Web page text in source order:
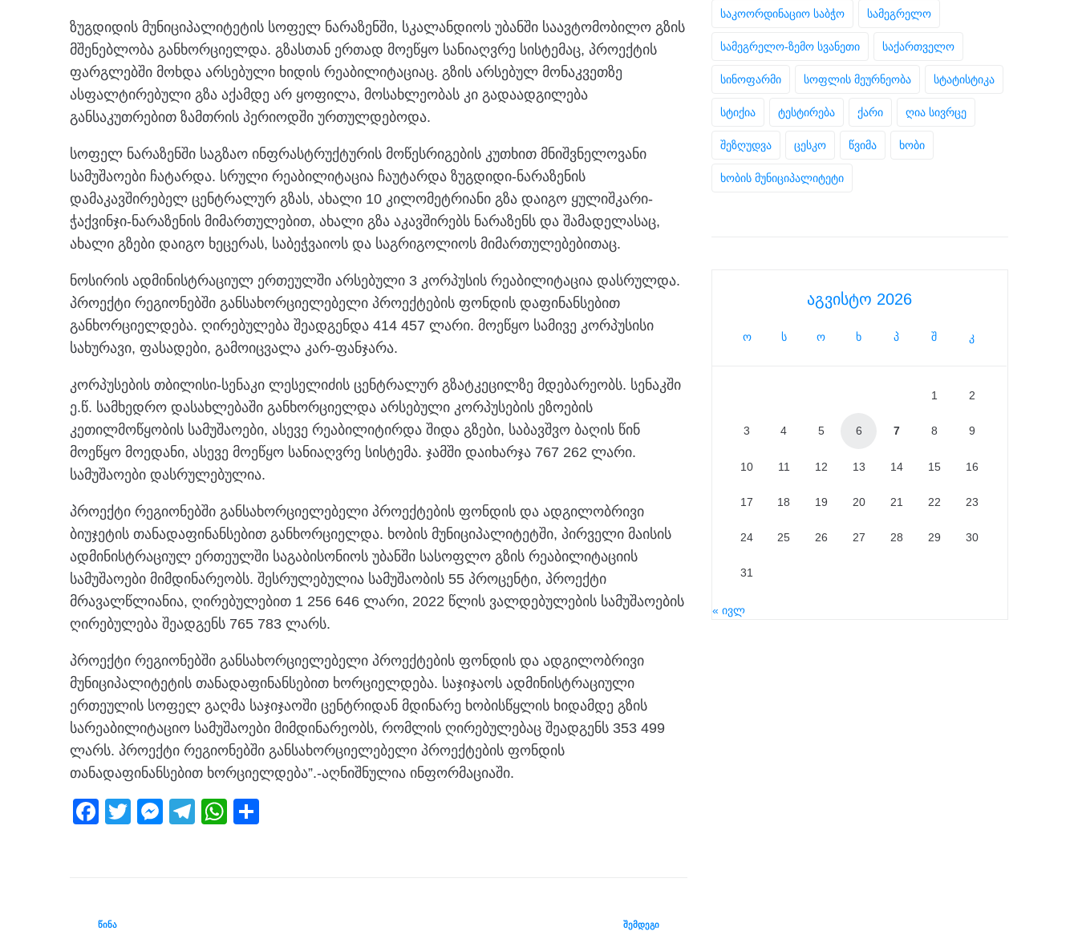
ზუგდიდის მუნიციპალიტეტის სოფელ ნარაზენში, სკალანდიოს უბანში საავტომობილო გზის
მშენებლობა განხორციელდა. გზასთან ერთად მოეწყო სანიაღვრე სისტემაც, პროექტის
ფარგლებში მოხდა არსებული ხიდის რეაბილიტაციაც. გზის არსებულ მონაკვეთზე
ასფალტირებული გზა აქამდე არ ყოფილა, მოსახლეობას კი გადაადგილება
განსაკუთრებით ზამთრის პერიოდში ურთულდებოდა.
სოფელ ნარაზენში საგზაო ინფრასტრუქტურის მოწესრიგების კუთხით მნიშვნელოვანი
სამუშაოები ჩატარდა. სრული რეაბილიტაცია ჩაუტარდა ზუგდიდი-ნარაზენის
დამაკავშირებელ ცენტრალურ გზას, ახალი 10 კილომეტრიანი გზა დაიგო ყულიშკარი-
ჭაქვინჯი-ნარაზენის მიმართულებით, ახალი გზა აკავშირებს ნარაზენს და შამადელასაც,
ახალი გზები დაიგო ხეცერას, საბეჭვაიოს და საგრიგოლიოს მიმართულებებითაც.
ნოსირის ადმინისტრაციულ ერთეულში არსებული 3 კორპუსის რეაბილიტაცია დასრულდა.
პროექტი რეგიონებში განსახორციელებელი პროექტების ფონდის დაფინანსებით
განხორციელდება. ღირებულება შეადგენდა 414 457 ლარი. მოეწყო სამივე კორპუსისი
სახურავი, ფასადები, გამოიცვალა კარ-ფანჯარა.
კორპუსების თბილისი-სენაკი ლესელიძის ცენტრალურ გზატკეცილზე მდებარეობს. სენაკში
ე.წ. სამხედრო დასახლებაში განხორციელდა არსებული კორპუსების ეზოების
კეთილმოწყობის სამუშაოები, ასევე რეაბილიტირდა შიდა გზები, საბავშვო ბაღის წინ
მოეწყო მოედანი, ასევე მოეწყო სანიაღვრე სისტემა. ჯამში დაიხარჯა 767 262 ლარი.
სამუშაოები დასრულებულია.
პროექტი რეგიონებში განსახორციელებელი პროექტების ფონდის და ადგილობრივი
ბიუჯეტის თანადაფინანსებით განხორციელდა. ხობის მუნიციპალიტეტში, პირველი მაისის
ადმინისტრაციულ ერთეულში საგაბისონიოს უბანში სასოფლო გზის რეაბილიტაციის
სამუშაოები მიმდინარეობს. შესრულებულია სამუშაობის 55 პროცენტი, პროექტი
მრავალწლიანია, ღირებულებით 1 256 646 ლარი, 2022 წლის ვალდებულების სამუშაოების
ღირებულება შეადგენს 765 783 ლარს.
პროექტი რეგიონებში განსახორციელებელი პროექტების ფონდის და ადგილობრივი
მუნიციპალიტეტის თანადაფინანსებით ხორციელდება. საჯიჯაოს ადმინისტრაციული
ერთეულის სოფელ გაღმა საჯიჯაოში ცენტრიდან მდინარე ხობისწყლის ხიდამდე გზის
სარეაბილიტაციო სამუშაოები მიმდინარეობს, რომლის ღირებულებაც შეადგენს 353 499
ლარს. პროექტი რეგიონებში განსახორციელებელი პროექტების ფონდის
თანადაფინანსებით ხორციელდება”.-აღნიშნულია ინფორმაციაში.
F
b
T
M
T
W
ᲬᲘᲜᲐ ᲨᲔᲛᲓᲔᲒᲘ
საკოორდინაციო საბჭო სამეგრელო
სამეგრელო-ზემო სვანეთი საქართველო
სინოფარმი სოფლის მეურნეობა სტატისტიკა
სტიქია ტესტირება ქარი ღია სივრცე
შეზღუდვა ცესკო წვიმა ხობი
ხობის მუნიციპალიტეტი
აგვისტო 2026
ო ს ო ხ პ შ კ
1 2
3 4 5 6 7 8 9
10 11 12 13 14 15 16
17 18 19 20 21 22 23
24 25 26 27 28 29 30
31
« ივლ